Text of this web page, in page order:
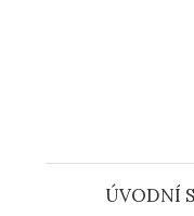
ÚVODNÍ